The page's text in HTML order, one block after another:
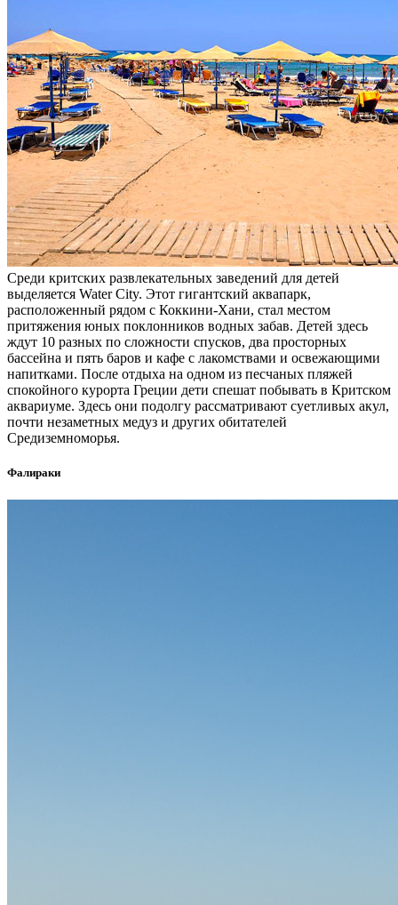
Среди критских развлекательных заведений для детей
выделяется Water City. Этот гигантский аквапарк,
расположенный рядом с Коккини-Хани, стал местом
притяжения юных поклонников водных забав. Детей здесь
ждут 10 разных по сложности спусков, два просторных
бассейна и пять баров и кафе с лакомствами и освежающими
напитками. После отдыха на одном из песчаных пляжей
спокойного курорта Греции дети спешат побывать в Критском
аквариуме. Здесь они подолгу рассматривают суетливых акул,
почти незаметных медуз и других обитателей
Средиземноморья.
Фалираки